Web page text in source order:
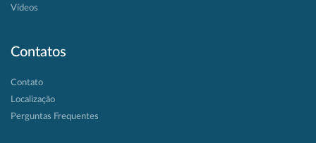
Vídeos
Contatos
Contato
Localização
Perguntas Frequentes